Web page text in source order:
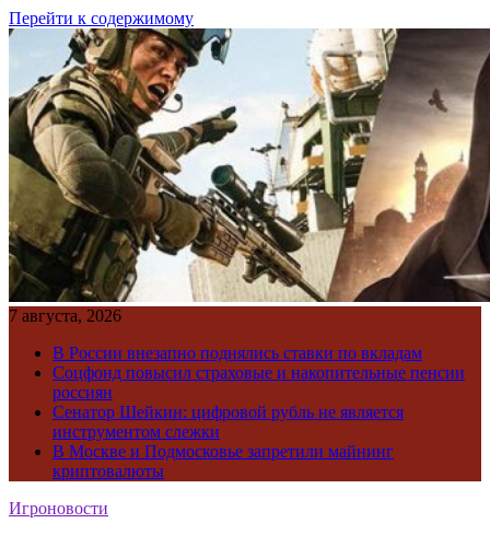
Перейти к содержимому
7 августа, 2026
В России внезапно поднялись ставки по вкладам
Соцфонд повысил страховые и накопительные пенсии
россиян
Сенатор Шейкин: цифровой рубль не является
инструментом слежки
В Москве и Подмосковье запретили майнинг
криптовалюты
Игроновости